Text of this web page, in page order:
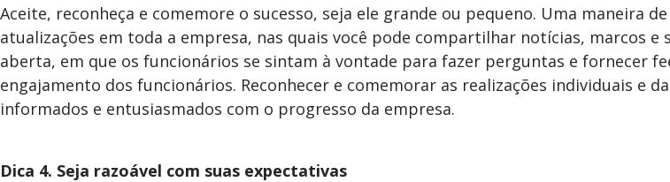
Aceite, reconheça e comemore o sucesso, seja ele grande ou pequeno. Uma maneira
atualizações em toda a empresa, nas quais você pode compartilhar notícias, marcos
aberta, em que os funcionários se sintam à vontade para fazer perguntas e fornecer
engajamento dos funcionários. Reconhecer e comemorar as realizações individuais e
informados e entusiasmados com o progresso da empresa.
Dica 4. Seja razoável com suas expectativas